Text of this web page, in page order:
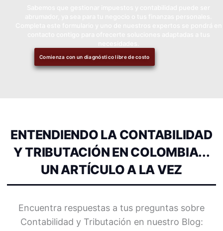
Comienza con un diagnóstico libre de costo
ENTENDIENDO LA CONTABILIDAD
Y TRIBUTACIÓN EN COLOMBIA...
UN ARTÍCULO A LA VEZ
Encuentra respuestas a tus preguntas sobre
Contabilidad y Tributación en nuestro Blog: